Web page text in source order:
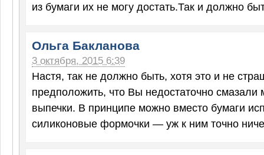
из бумаги их не могу достать.Так и должно
Ольга Бакланова
3 октября, 2015 6:39
Настя, так не должно быть, хотя это и не
предположить, что Вы недостаточно смазали
выпечки. В принципе можно вместо бумаги
силиконовые формочки — уж к ним точно